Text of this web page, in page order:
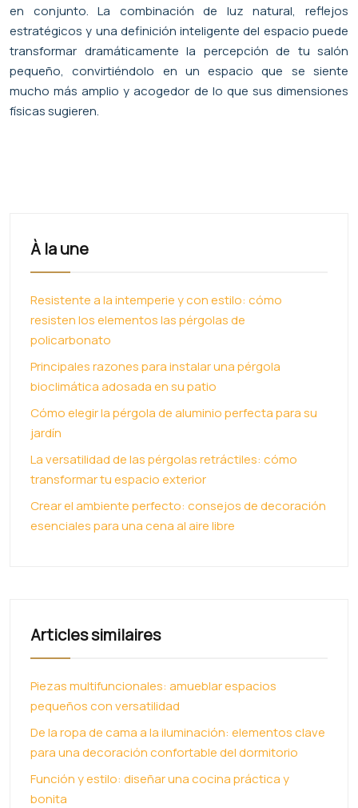
en conjunto. La combinación de luz natural, reflejos
estratégicos y una definición inteligente del espacio puede
transformar dramáticamente la percepción de tu salón
pequeño, convirtiéndolo en un espacio que se siente
mucho más amplio y acogedor de lo que sus dimensiones
físicas sugieren.
À la une
Resistente a la intemperie y con estilo: cómo
resisten los elementos las pérgolas de
policarbonato
Principales razones para instalar una pérgola
bioclimática adosada en su patio
Cómo elegir la pérgola de aluminio perfecta para su
jardín
La versatilidad de las pérgolas retráctiles: cómo
transformar tu espacio exterior
Crear el ambiente perfecto: consejos de decoración
esenciales para una cena al aire libre
Articles similaires
Piezas multifuncionales: amueblar espacios
pequeños con versatilidad
De la ropa de cama a la iluminación: elementos clave
para una decoración confortable del dormitorio
Función y estilo: diseñar una cocina práctica y
bonita